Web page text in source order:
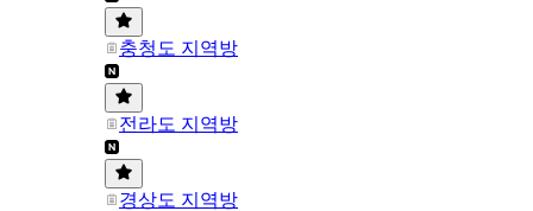
충청도 지역방
전라도 지역방
경상도 지역방